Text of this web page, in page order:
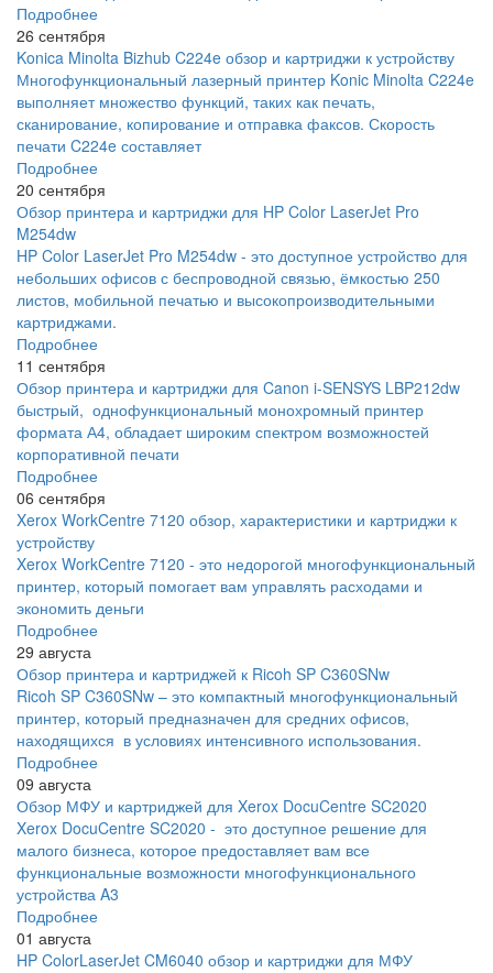
Подробнее
26 сентября
Konica Minolta Bizhub C224e обзор и картриджи к устройству
Многофункциональный лазерный принтер Konic Minolta C224e
выполняет множество функций, таких как печать,
сканирование, копирование и отправка факсов. Скорость
печати C224e составляет
Подробнее
20 сентября
Обзор принтера и картриджи для HP Color LaserJet Pro
M254dw
HP Color LaserJet Pro M254dw - это доступное устройство для
небольших офисов с беспроводной связью, ёмкостью 250
листов, мобильной печатью и высокопроизводительными
картриджами.
Подробнее
11 сентября
Обзор принтера и картриджи для Canon i-SENSYS LBP212dw
быстрый, однофункциональный монохромный принтер
формата А4, обладает широким спектром возможностей
корпоративной печати
Подробнее
06 сентября
Xerox WorkCentre 7120 обзор, характеристики и картриджи к
устройству
Xerox WorkCentre 7120 - это недорогой многофункциональный
принтер, который помогает вам управлять расходами и
экономить деньги
Подробнее
29 августа
Обзор принтера и картриджей к Ricoh SP C360SNw
Ricoh SP C360SNw – это компактный многофункциональный
принтер, который предназначен для средних офисов,
находящихся в условиях интенсивного использования.
Подробнее
09 августа
Обзор МФУ и картриджей для Xerox DocuCentre SC2020
Xerox DocuCentre SC2020 - это доступное решение для
малого бизнеса, которое предоставляет вам все
функциональные возможности многофункционального
устройства A3
Подробнее
01 августа
HP ColorLaserJet CM6040 обзор и картриджи для МФУ